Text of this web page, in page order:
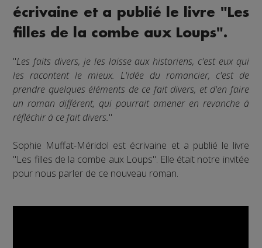
écrivaine et a publié le livre "Les
filles de la combe aux Loups".
"Les faits divers, je les laisse aux historiens, c'est eux qui
les racontent le mieux. L'idée du romancier, c'est de
prendre quelques éléments de ce fait divers, et d'en faire
un roman différent, qui pourrait amener en revanche à
réfléchir à ce fait divers."
Sophie Muffat-Méridol est écrivaine et a publié le livre
"Les filles de la combe aux Loups". Elle était notre invitée
pour nous parler de ce nouveau roman.